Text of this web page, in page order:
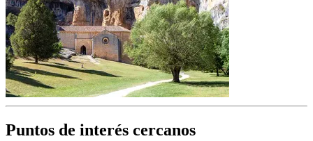
Puntos de interés cercanos